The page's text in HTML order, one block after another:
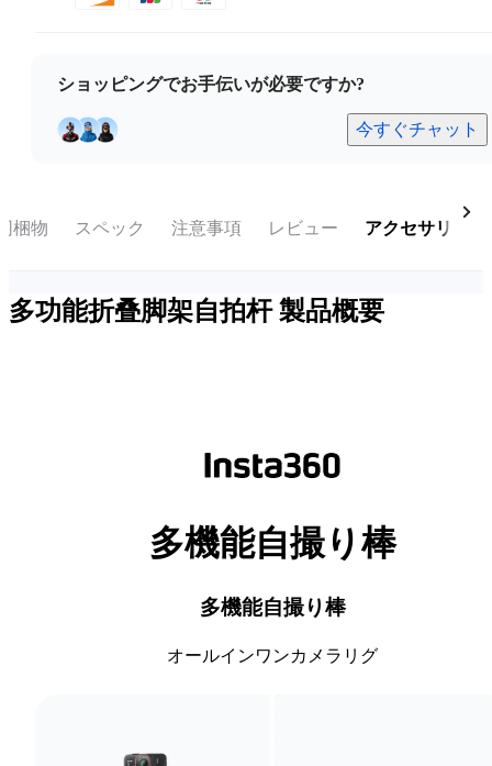
ショッピングでお手伝いが必要ですか?
今すぐチャット
梱物 スペック 注意事項 レビュー アクセサリー
多功能折叠脚架自拍杆製品概要
多機能自撮り棒
多機能自撮り棒
オールインワンカメラリグ